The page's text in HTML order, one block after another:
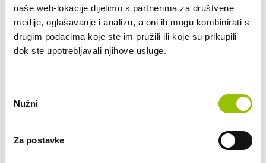
naše web-lokacije dijelimo s partnerima za društvene
medije, oglašavanje i analizu, a oni ih mogu kombinirati s
drugim podacima koje ste im pružili ili koje su prikupili
dok ste upotrebljavali njihove usluge.
pristanka
Nužni
Za postavke
Što ako prouzročim prometni prekršaj ili parkirnu
kaznu?
add_circle
Tko plaća gorivo?
add_circle
add_circle